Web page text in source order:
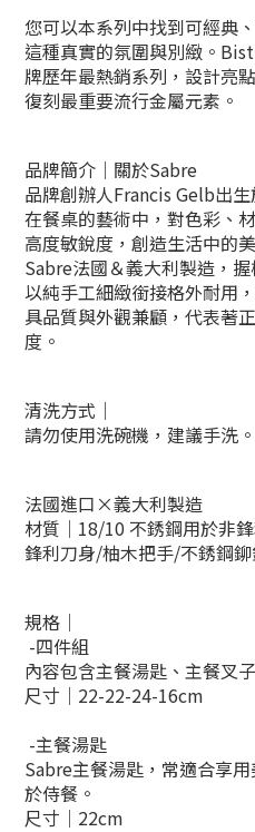
您可以本系列中找到可經典、
這種真實的氛圍與別緻。
牌歷年最熱銷系列， 設計亮
復刻最重要流行金屬元素。
品牌簡介｜關於Sabre
品牌創辦人Francis Gelb出
在餐桌的藝術中，對色彩、
高度敏銳度，創造生活中的
Sabre法國＆義大利製造，
以純手工細緻銜接格外耐用
具品質與外觀兼顧，代表著
度。
清洗方式｜
請勿使用洗碗機，建議手洗。
法國進口×義大利製造
材質｜18/10 不銹鋼用於非
鋒利刀身/柚木把手/不銹鋼
規格｜
-四件組
內容包含主餐湯匙、主餐叉
尺寸｜22-22-24-16cm
-主餐湯匙
Sabre主餐湯匙，常適合享
於侍餐。
尺寸｜22cm